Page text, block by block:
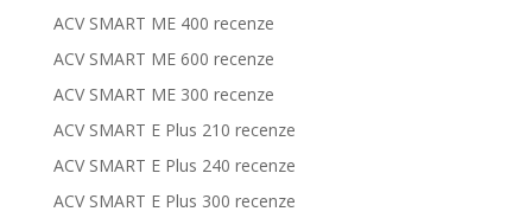
ACV SMART ME 400 recenze
ACV SMART ME 600 recenze
ACV SMART ME 300 recenze
ACV SMART E Plus 210 recenze
ACV SMART E Plus 240 recenze
ACV SMART E Plus 300 recenze